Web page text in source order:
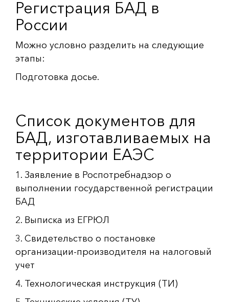
Регистрация БАД в
России
Можно условно разделить на следующие
этапы:
Подготовка досье.
Список документов для
БАД, изготавливаемых на
территории ЕАЭС
1. Заявление в Роспотребнадзор о
выполнении государственной регистрации
БАД
2. Выписка из ЕГРЮЛ
3. Свидетельство о постановке
организации-производителя на налоговый
учет
4. Технологическая инструкция (ТИ)